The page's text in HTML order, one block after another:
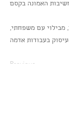
מבילוי עם משפחתי,
Previous